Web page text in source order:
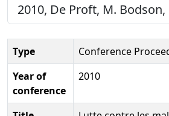
2010, De Proft, M. Bodson,
Type
Conference
Year of
conference
2010